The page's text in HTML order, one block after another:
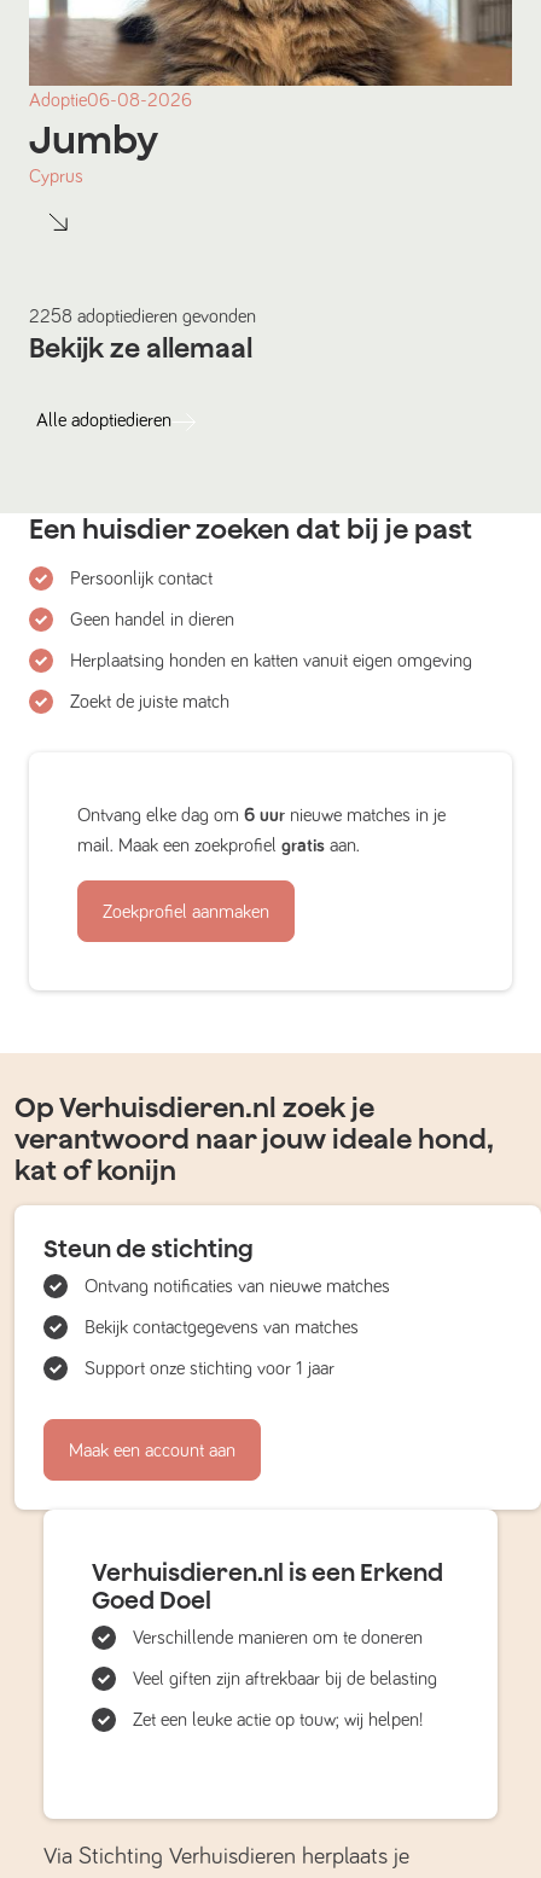
Adoptie06-08-2026
Jumby
Cyprus
2258 adoptiedieren gevonden
Bekijk ze allemaal
Alle adoptiedieren
Een huisdier zoeken dat bij je past
Persoonlijk contact
Geen handel in dieren
Herplaatsing honden en katten vanuit eigen omgeving
Zoekt de juiste match
Ontvang elke dag om 6 uur nieuwe matches in je
mail. Maak een zoekprofiel gratis aan.
Zoekprofiel aanmaken
Op Verhuisdieren.nl zoek je
verantwoord naar jouw ideale hond,
kat of konijn
Steun de stichting
Ontvang notificaties van nieuwe matches
Bekijk contactgegevens van matches
Support onze stichting voor 1 jaar
Maak een account aan
Verhuisdieren.nl is een Erkend
Goed Doel
Verschillende manieren om te doneren
Veel giften zijn aftrekbaar bij de belasting
Zet een leuke actie op touw; wij helpen!
Via Stichting Verhuisdieren herplaats je